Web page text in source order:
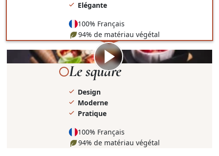
Elégante
100% Français
94% de matériau végétal
Visionner
la
Le square
Design
Moderne
Pratique
100% Français
94% de matériau végétal